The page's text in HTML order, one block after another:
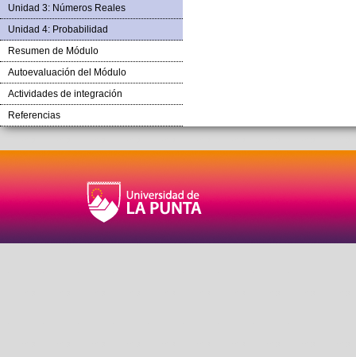
Unidad 3: Números Reales
Unidad 4: Probabilidad
Resumen de Módulo
Autoevaluación del Módulo
Actividades de integración
Referencias